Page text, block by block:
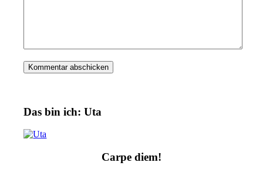
Das bin ich: Uta
Carpe diem!